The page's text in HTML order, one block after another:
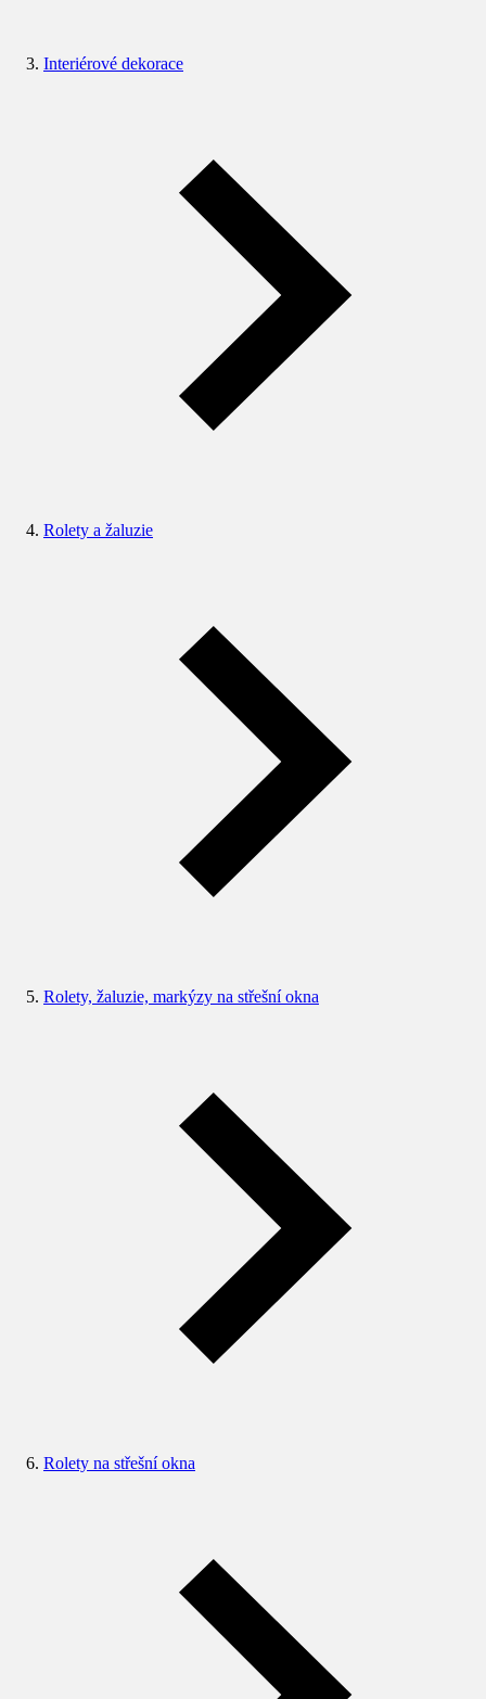
Interiérové dekorace
Rolety a žaluzie
Rolety, žaluzie, markýzy na střešní okna
Rolety na střešní okna